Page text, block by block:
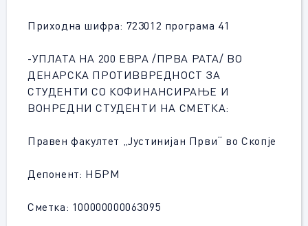
Приходна шифра: 723012 програма 41
-УПЛАТА НА 200 ЕВРА /ПРВА РАТА/ ВО
ДЕНАРСКА ПРОТИВВРЕДНОСТ ЗА
СТУДЕНТИ СО КОФИНАНСИРАЊЕ И
ВОНРЕДНИ СТУДЕНТИ НА СМЕТКА:
Правен факултет „Јустинијан Први“ во Скопје
Депонент: НБРМ
Сметка: 100000000063095